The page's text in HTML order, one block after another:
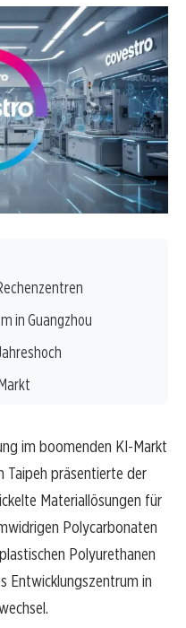
in Guangzhou
im boomenden KI-Markt
präsentierte der
Materiallösungen für
Polycarbonaten
Polyurethanen
Entwicklungszentrum in